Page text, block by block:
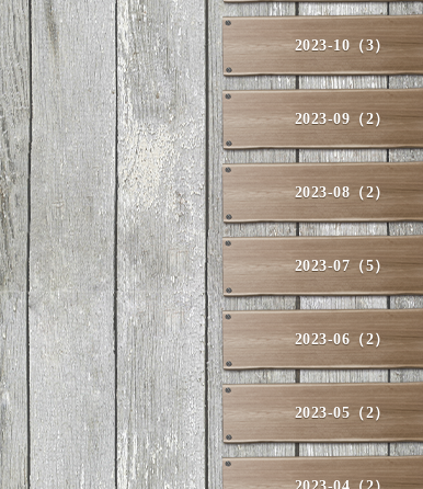
2023-10（3）
2023-09（2）
2023-08（2）
2023-07（5）
2023-06（2）
2023-05（2）